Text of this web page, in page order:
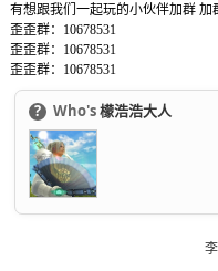
有想跟我们一起玩的小伙伴加群 加
歪歪群：10678531
歪歪群：10678531
歪歪群：10678531
? Who's檬浩浩大人